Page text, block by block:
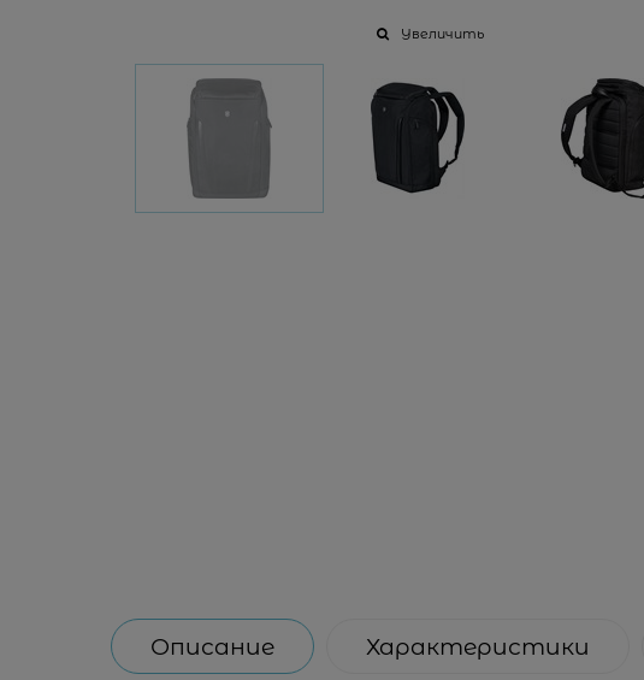
Увеличить
Описание Характеристики